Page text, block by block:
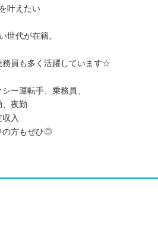
叶えたい
世代が在籍。
務員も多く活躍しています☆
ー運転手、乗務員、
夜勤
入
の方もぜひ◎